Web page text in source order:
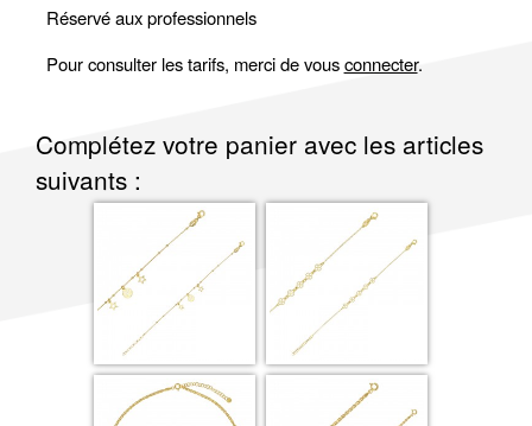
Réservé aux professionnels
Pour consulter les tarifs, merci de vousconnecter.
Complétez votre panier avec les articles
suivants :